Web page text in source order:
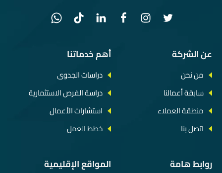
عن الشركة
من نحن
سابقة أعمالنا
منطقة العملاء
اتصل بنا
أهم خدماتنا
دراسات الجدوى
دراسة الفرص الاستثمارية
استشارات الأعمال
خطط العمل
روابط هامة المواقع الإقليمية